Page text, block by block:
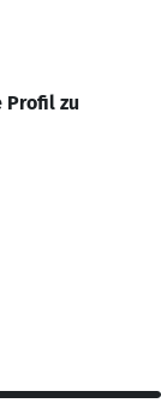
Profil zu